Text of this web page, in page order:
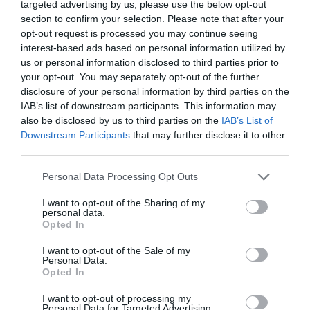
targeted advertising by us, please use the below opt-out
section to confirm your selection. Please note that after your
opt-out request is processed you may continue seeing
interest-based ads based on personal information utilized by
us or personal information disclosed to third parties prior to
your opt-out. You may separately opt-out of the further
disclosure of your personal information by third parties on the
IAB’s list of downstream participants. This information may
also be disclosed by us to third parties on the IAB’s List of
Downstream Participants that may further disclose it to other
Please note that this website/app uses one or more Google
not limited to your visit or usage behaviour. You may click to
grant or deny consent to Google and its third-party tags to
use your data for below specified purposes in below Google
consent section.
Personal Data Processing Opt Outs
I want to opt-out of the Sharing of my
personal data.
Opted In
I want to opt-out of the Sale of my
Personal Data.
Opted In
I want to opt-out of processing my
Personal Data for Targeted Advertising.
Αναγνωστόπουλοςσημείωσε ότι κάθε
επιχείρηση η οποία δέχεται ένα πρόστιμο,
όπως και κάθε διοικούμενος, κάθε πολίτης,
έχει δικαίωμα να προσφύγει στη δικαιοσύνη.
«Αυτό είναι αναφαίρετο δικαίωμα που
προβλέπεται από το Σύνταγμα, άρα
καλώς θα πράξουν να προσφύγουν.
Ζούμε σε κράτος δικαίου»υπογράμμισε.